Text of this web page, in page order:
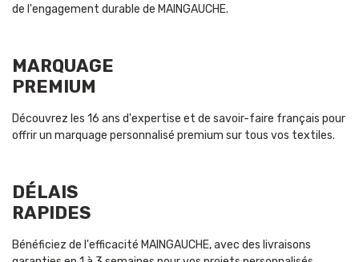
de l'engagement durable de MAINGAUCHE.
MARQUAGE
PREMIUM
Découvrez les 16 ans d'expertise et de savoir-faire français pour
offrir un marquage personnalisé premium sur tous vos textiles.
DÉLAIS
RAPIDES
Bénéficiez de l'efficacité MAINGAUCHE, avec des livraisons